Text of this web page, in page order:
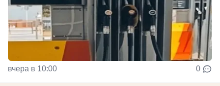
вчера в 10:00 0